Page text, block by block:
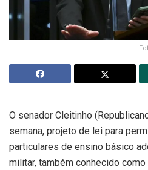
O senador Cleitinho
semana, projeto de lei para
particulares de ensino básico
militar, também conhecido